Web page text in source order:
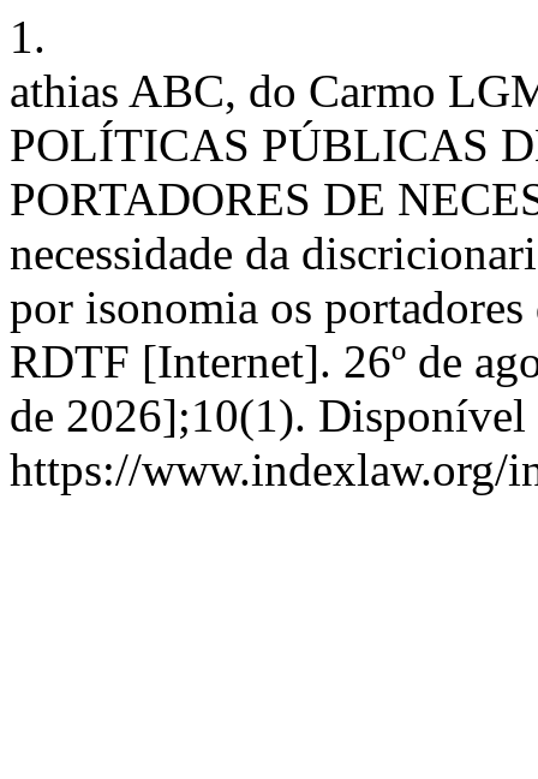
1.
athias ABC, do Carmo
POLÍTICAS PÚBLICAS
PORTADORES DE
necessidade da
por isonomia os portadores
RDTF [Internet]. 26º de
de 2026];10(1). Disponível
https://www.indexlaw.org/